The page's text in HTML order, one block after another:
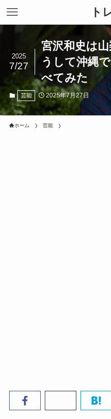
ト
宮沢和史は
うして沖縄
べてみた
2025
7/27
芸能 2025年7月27日
ホーム 芸能